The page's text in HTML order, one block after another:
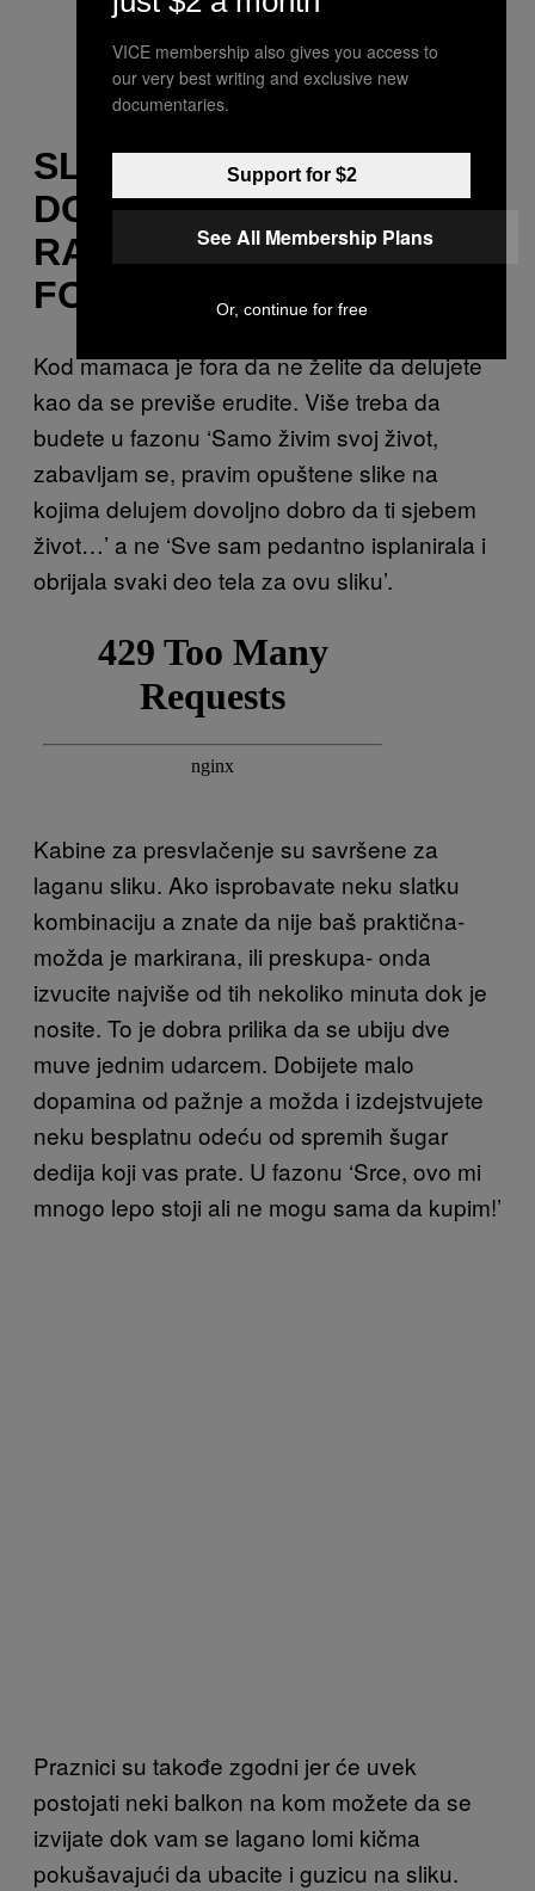
SLIKAJTE SE DOK STE U
DOBROM
RASPOLOŽENJU, NE
FORSIRAJTE KAD NISTE
Kod mamaca je fora da ne želite da delujete
kao da se previše erudite. Više treba da
budete u fazonu ‘Samo živim svoj život,
zabavljam se, pravim opuštene slike na
kojima delujem dovoljno dobro da ti sjebem
život…’ a ne ‘Sve sam pedantno isplanirala i
obrijala svaki deo tela za ovu sliku’.
Kabine za presvlačenje su savršene za
laganu sliku. Ako isprobavate neku slatku
kombinaciju a znate da nije baš praktična-
možda je markirana, ili preskupa- onda
izvucite najviše od tih nekoliko minuta dok je
nosite. To je dobra prilika da se ubiju dve
muve jednim udarcem. Dobijete malo
dopamina od pažnje a možda i izdejstvujete
neku besplatnu odeću od spremih šugar
dedija koji vas prate. U fazonu ‘Srce, ovo mi
mnogo lepo stoji ali ne mogu sama da kupim!’
Praznici su takođe zgodni jer će uvek
postojati neki balkon na kom možete da se
izvijate dok vam se lagano lomi kičma
pokušavajući da ubacite i guzicu na sliku.
VICE membership also gives you access to
our very best writing and exclusive new
documentaries.
Support for $2
See All Membership Plans
Or, continue for free